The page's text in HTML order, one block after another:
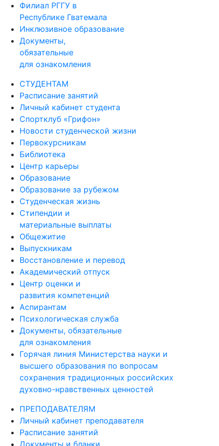
Филиал РГГУ в
Республике Гватемала
Инклюзивное образование
Документы,
обязательные
для ознакомления
СТУДЕНТАМ
Расписание занятий
Личный кабинет студента
Спортклуб «Грифон»
Новости студенческой жизни
Первокурсникам
Библиотека
Центр карьеры
Образование
Образование за рубежом
Студенческая жизнь
Стипендии и
материальные выплаты
Общежитие
Выпускникам
Восстановление и перевод
Академический отпуск
Центр оценки и
развития компетенций
Аспирантам
Психологическая служба
Документы, обязательные
для ознакомления
Горячая линия Министерства науки и
высшего образования по вопросам
сохранения традиционных российских
духовно-нравственных ценностей
ПРЕПОДАВАТЕЛЯМ
Личный кабинет преподавателя
Расписание занятий
Документы и бланки